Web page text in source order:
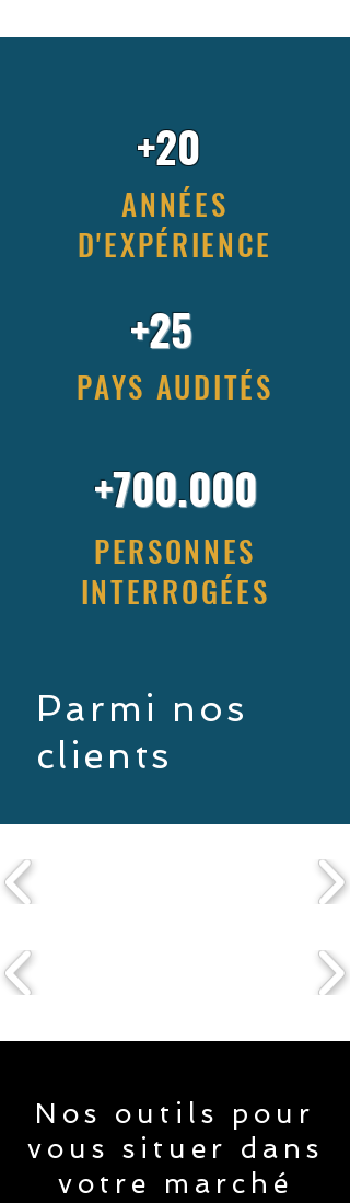
+20
ANNÉES
D'EXPÉRIENCE
+25
PAYS AUDITÉS
+700.000
PERSONNES
INTERROGÉES
Parmi nos
clients
Nos outils pour
vous situer dans
votre marché